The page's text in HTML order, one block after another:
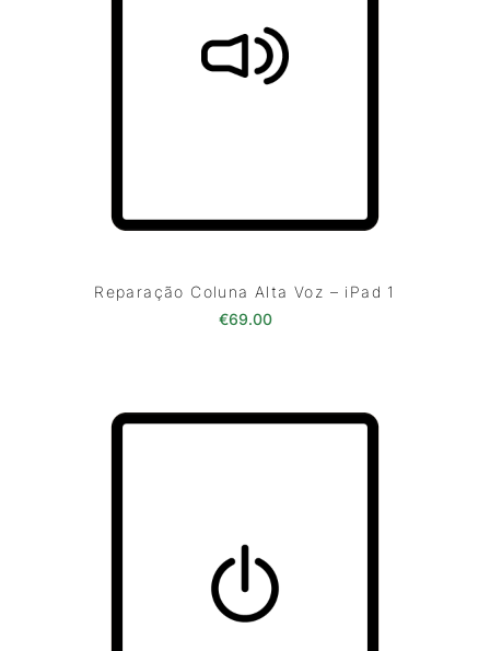
Reparação Coluna Alta Voz – iPad 1
€69.00